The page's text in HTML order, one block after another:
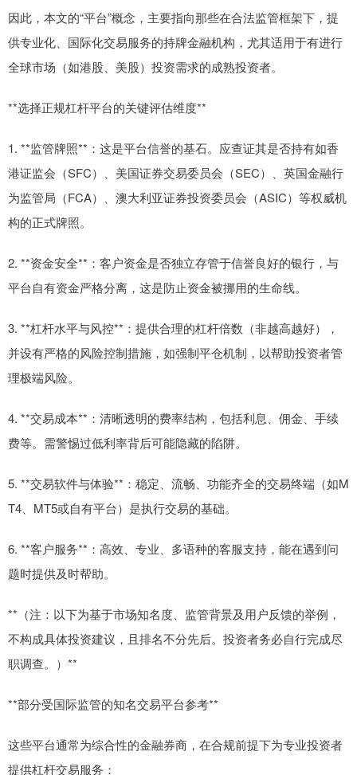
因此，本文的“平台”概念，主要指向那些在合法监管框架下，提
供专业化、国际化交易服务的持牌金融机构，尤其适用于有进行
全球市场（如港股、美股）投资需求的成熟投资者。
**选择正规杠杆平台的关键评估维度**
1. **监管牌照**：这是平台信誉的基石。应查证其是否持有如香
港证监会（SFC）、美国证券交易委员会（SEC）、英国金融行
为监管局（FCA）、澳大利亚证券投资委员会（ASIC）等权威机
构的正式牌照。
2. **资金安全**：客户资金是否独立存管于信誉良好的银行，与
平台自有资金严格分离，这是防止资金被挪用的生命线。
3. **杠杆水平与风控**：提供合理的杠杆倍数（非越高越好），
并设有严格的风险控制措施，如强制平仓机制，以帮助投资者管
理极端风险。
4. **交易成本**：清晰透明的费率结构，包括利息、佣金、手续
费等。需警惕过低利率背后可能隐藏的陷阱。
5. **交易软件与体验**：稳定、流畅、功能齐全的交易终端（如M
T4、MT5或自有平台）是执行交易的基础。
6. **客户服务**：高效、专业、多语种的客服支持，能在遇到问
题时提供及时帮助。
**（注：以下为基于市场知名度、监管背景及用户反馈的举例，
不构成具体投资建议，且排名不分先后。投资者务必自行完成尽
职调查。）**
**部分受国际监管的知名交易平台参考**
这些平台通常为综合性的金融券商，在合规前提下为专业投资者
提供杠杆交易服务：